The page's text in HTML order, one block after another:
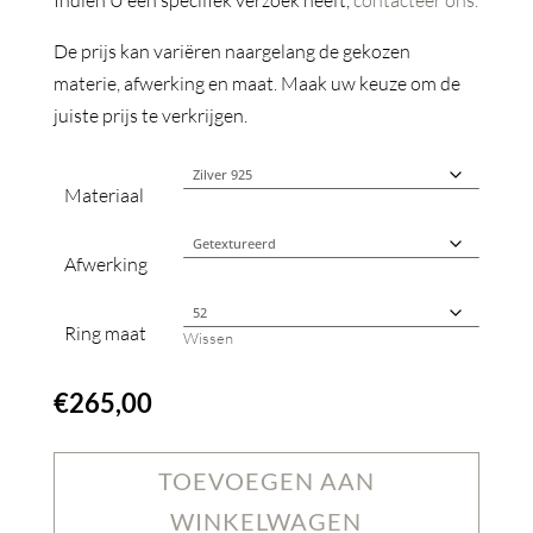
De prijs kan variëren naargelang de gekozen
materie, afwerking en maat. Maak uw keuze om de
juiste prijs te verkrijgen.
Materiaal
Afwerking
Ring maat Wissen
€265,00
TOEVOEGEN AAN
WINKELWAGEN